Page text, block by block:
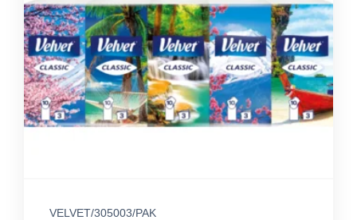
VELVET/305003/PAK